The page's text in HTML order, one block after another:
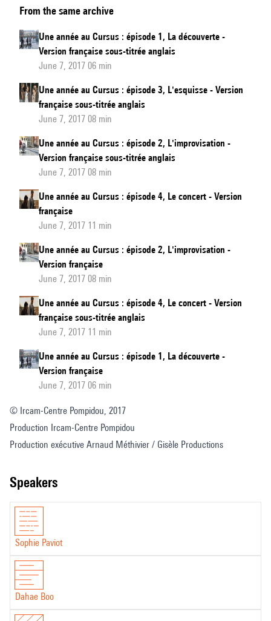
année
au
Cursus
épisode
3,
L'esquisse
Version
française
From the same archive
Une année au Cursus : épisode 1, La découverte -
Version française sous-titrée anglais
June 7, 2017 06 min
Une année au Cursus : épisode 3, L'esquisse - Version
française sous-titrée anglais
June 7, 2017 08 min
Une année au Cursus : épisode 2, L'improvisation -
Version française sous-titrée anglais
June 7, 2017 08 min
Une année au Cursus : épisode 4, Le concert - Version
française
June 7, 2017 11 min
Une année au Cursus : épisode 2, L'improvisation -
Version française
June 7, 2017 08 min
Une année au Cursus : épisode 4, Le concert - Version
française sous-titrée anglais
June 7, 2017 11 min
Une année au Cursus : épisode 1, La découverte -
Version française
June 7, 2017 06 min
© Ircam-Centre Pompidou, 2017
Production Ircam-Centre Pompidou
Production exécutive Arnaud Méthivier / Gisèle Productions
speakers
Sophie Paviot
Dahae Boo